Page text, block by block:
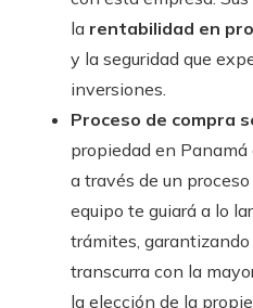
la rentabilidad en
y la seguridad que
inversiones.
Proceso de compra
propiedad en Panamá
a través de un
equipo te guiará a lo
trámites, garantizando
transcurra con la
la elección de la